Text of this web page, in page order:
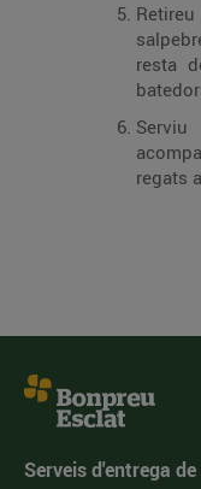
salpebreu-lo i poseu-
resta
regats
Serveis d'entrega